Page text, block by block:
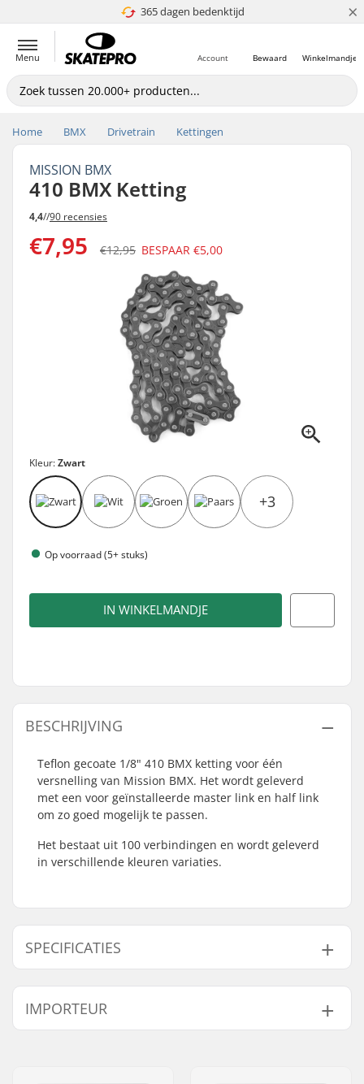
365 dagen bedenktijd
4.8 van 5 ×
Menu Winkelmandje
Bewaard
Account
Home BMX Drivetrain Kettingen
MISSION BMX
410 BMX Ketting
4,4//90 recensies
€7,95 €12,95 BESPAAR €5,00
Kleur:Zwart
+3
Op voorraad (5+ stuks)
IN WINKELMANDJE
BESCHRIJVING
Teflon gecoate 1/8" 410 BMX ketting voor één
versnelling van Mission BMX. Het wordt geleverd
met een voor geïnstalleerde master link en half link
om zo goed mogelijk te passen.
Het bestaat uit 100 verbindingen en wordt geleverd
in verschillende kleuren variaties.
SPECIFICATIES
Ketting type:
Single speed
Aantal
kettingschakels:
IMPORTEUR